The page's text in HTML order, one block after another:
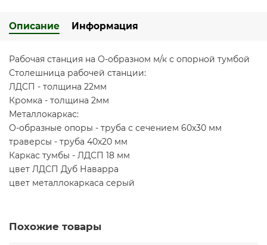
Описание Информация
Рабочая станция на О-образном м/к с опорной тумбой
Столешница рабочей станции:
ЛДСП - толщина 22мм
Кромка - толщина 2мм
Металлокаркас:
О-образные опоры - труба с сечением 60х30 мм
траверсы - труба 40х20 мм
Каркас тумбы - ЛДСП 18 мм
цвет ЛДСП Дуб Наварра
цвет металлокаркаса серый
Похожие товары